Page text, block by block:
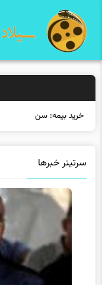
خرید بیمه: سنتی یا آنل
سرتیتر خبرها